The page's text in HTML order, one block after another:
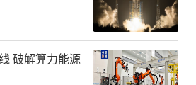
破解算力能源